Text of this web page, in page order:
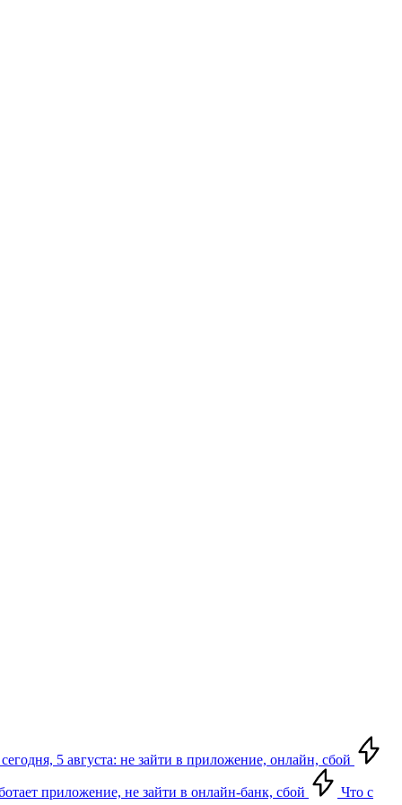
5 августа: не зайти в приложение, онлайн, сбой
приложение, не зайти в онлайн-банк, сбой Что с